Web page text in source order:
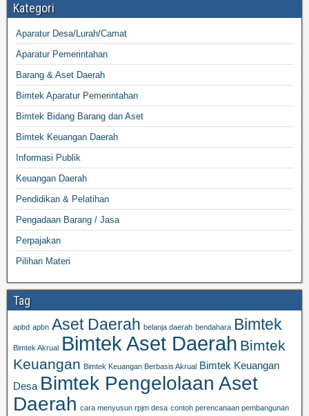
Kategori
Aparatur Desa/Lurah/Camat
Aparatur Pemerintahan
Barang & Aset Daerah
Bimtek Aparatur Pemerintahan
Bimtek Bidang Barang dan Aset
Bimtek Keuangan Daerah
Informasi Publik
Keuangan Daerah
Pendidikan & Pelatihan
Pengadaan Barang / Jasa
Perpajakan
Pilihan Materi
Tag
apbd apbn Aset Daerah belanja daerah bendahara Bimtek
Bimtek Akrual Bimtek Aset Daerah Bimtek
Keuangan Bimtek Keuangan Berbasis Akrual Bimtek Keuangan
Desa Bimtek Pengelolaan Aset
Daerah cara menyusun rpjm desa contoh perencanaan pembangunan